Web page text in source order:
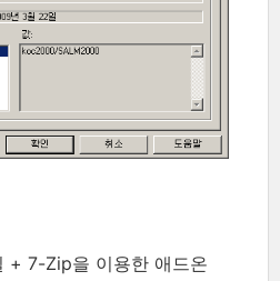
+ 7-Zip을 이용한 애드온